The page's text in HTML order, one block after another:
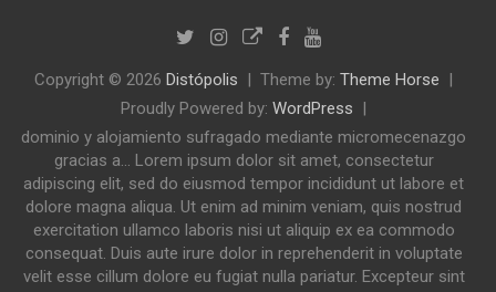
Copyright © 2026 Distópolis Theme by: Theme Horse
Proudly Powered by: WordPress
dominio y alojamiento sufragado mediante micromecenazgo
gracias a... Lorem ipsum dolor sit amet, consectetur
adipiscing elit, sed do eiusmod tempor incididunt ut labore et
dolore magna aliqua. Ut enim ad minim veniam, quis nostrud
exercitation ullamco laboris nisi ut aliquip ex ea commodo
consequat. Duis aute irure dolor in reprehenderit in voluptate
velit esse cillum dolore eu fugiat nulla pariatur. Excepteur sint